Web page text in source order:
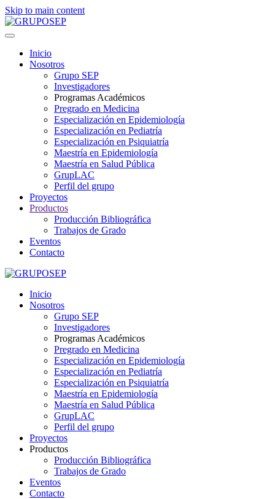
Skip to main content
Inicio
Nosotros
Grupo SEP
Investigadores
Programas Académicos
Pregrado en Medicina
Especialización en Epidemiología
Especialización en Pediatría
Especialización en Psiquiatría
Maestría en Epidemiología
Maestría en Salud Pública
GrupLAC
Perfil del grupo
Proyectos
Productos
Producción Bibliográfica
Trabajos de Grado
Eventos
Contacto
Inicio
Nosotros
Grupo SEP
Investigadores
Programas Académicos
Pregrado en Medicina
Especialización en Epidemiología
Especialización en Pediatría
Especialización en Psiquiatría
Maestría en Epidemiología
Maestría en Salud Pública
GrupLAC
Perfil del grupo
Proyectos
Productos
Producción Bibliográfica
Trabajos de Grado
Eventos
Contacto